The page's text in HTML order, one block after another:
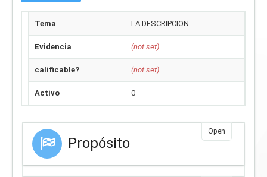
Tema LA DESCRIPCION
Evidencia (not set)
calificable? (not set)
Activo 0
Propósito
Open